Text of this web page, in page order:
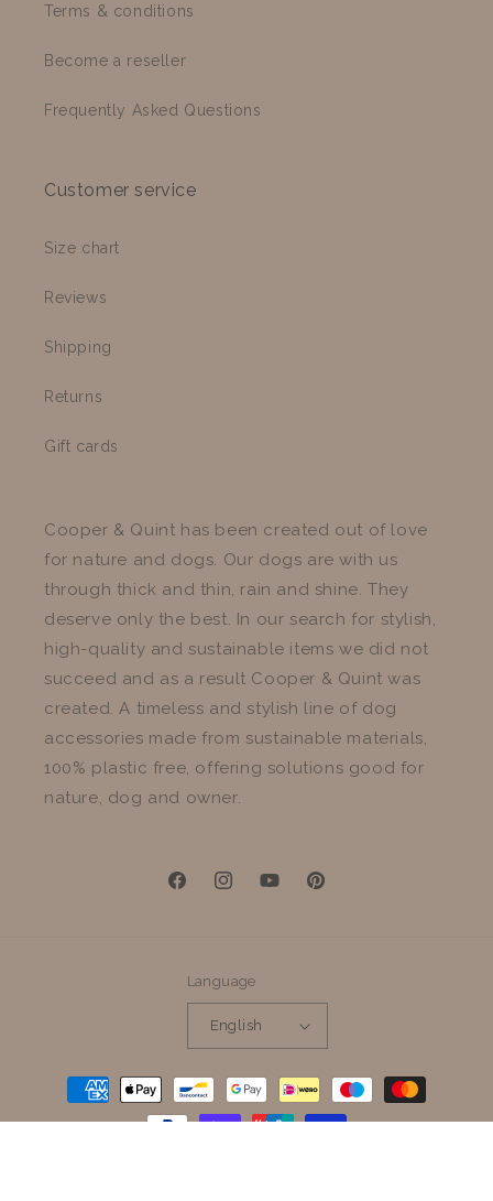
Terms & conditions
Become a reseller
Frequently Asked Questions
Customer service
Size chart
Reviews
Shipping
Returns
Gift cards
Cooper & Quint has been created out of love
for nature and dogs. Our dogs are with us
through thick and thin, rain and shine. They
deserve only the best. In our search for stylish,
high-quality and sustainable items we did not
succeed and as a result Cooper & Quint was
created. A timeless and stylish line of dog
accessories made from sustainable materials,
100% plastic free, offering solutions good for
nature, dog and owner.
FacebookInstagramYouTubePinterest
Language
English
Payment
methods